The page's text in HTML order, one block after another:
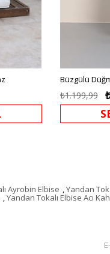
Büzgülü
₺1.199,99
Ayrobin Elbise ,Yandan
,Yandan Tokalı Elbise Acı